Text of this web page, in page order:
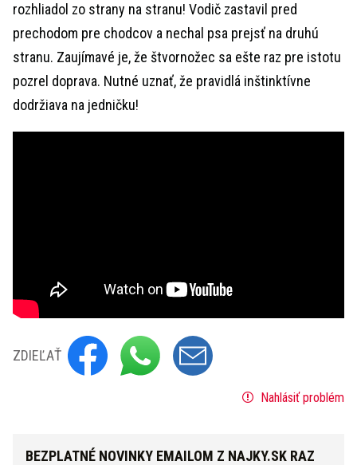
rozhliadol zo strany na stranu! Vodič zastavil pred
prechodom pre chodcov a nechal psa prejsť na druhú
stranu. Zaujímavé je, že štvornožec sa ešte raz pre istotu
pozrel doprava. Nutné uznať, že pravidlá inštinktívne
dodržiava na jedničku!
ZDIEĽAŤ
Nahlásiť problém
BEZPLATNÉ NOVINKY EMAILOM Z NAJKY.SK RAZ